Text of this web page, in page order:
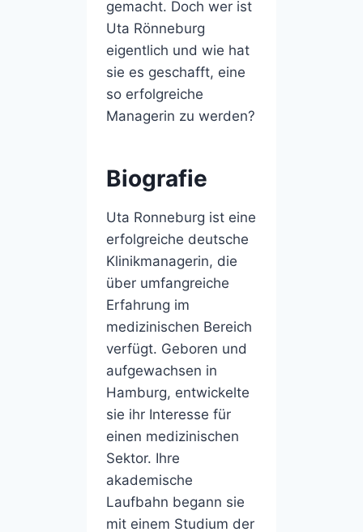
gemacht. Doch wer ist
Uta Rönneburg
eigentlich und wie hat
sie es geschafft, eine
so erfolgreiche
Managerin zu werden?
Biografie
Uta Ronneburg ist eine
erfolgreiche deutsche
Klinikmanagerin, die
über umfangreiche
Erfahrung im
medizinischen Bereich
verfügt. Geboren und
aufgewachsen in
Hamburg, entwickelte
sie ihr Interesse für
einen medizinischen
Sektor. Ihre
akademische
Laufbahn begann sie
mit einem Studium der